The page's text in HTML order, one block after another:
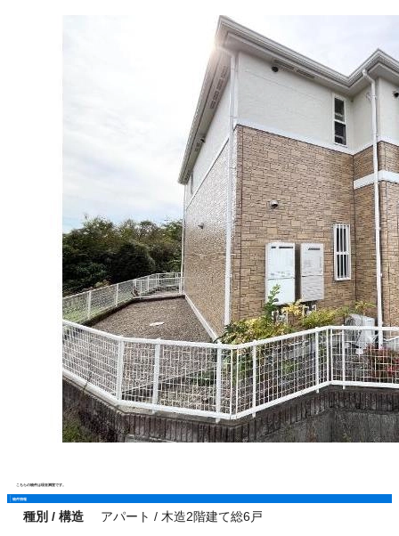
こちらの物件は現在満室です。
物件情報
種別 / 構造 アパート / 木造2階建て総6戸